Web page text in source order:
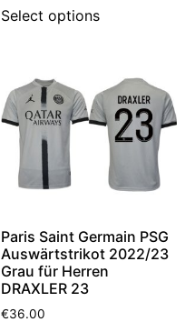
Select options
Paris Saint Germain PSG
Auswärtstrikot 2022/23
Grau für Herren
DRAXLER 23
€36.00